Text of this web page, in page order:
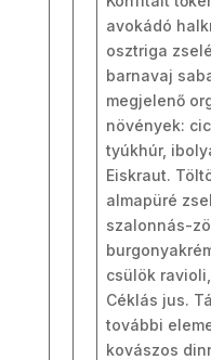
avokádó
osztriga
barnavaj
megjelenő
növények:
tyúkhúr,
Eiskraut.
almapüré
szalonnás-
csülök
Céklás jus.
további
kovászos